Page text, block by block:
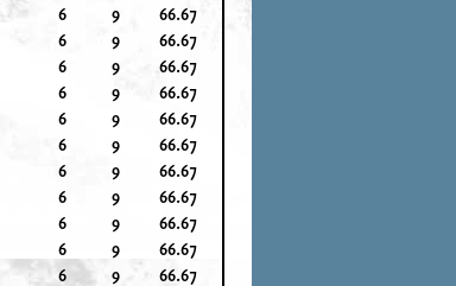
6 9
66.67
6 9
66.67
6 9
66.67
6 9
66.67
6 9
66.67
6 9
66.67
6 9
66.67
6 9
66.67
6 9
66.67
6 9
66.67
6 9
66.67